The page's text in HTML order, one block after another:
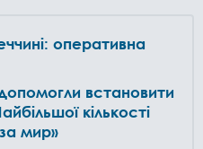
оперативна
встановити
кількості
мир»